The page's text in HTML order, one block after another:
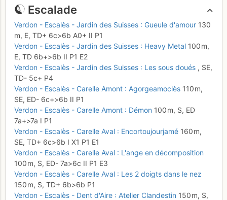
Escalade
Verdon - Escalès - Jardin des Suisses : Gueule d'amour 130
m, E, TD+ 6c>6b A0+ II P1
Verdon - Escalès - Jardin des Suisses : Heavy Metal 100 m,
E, TD 6b+>6b II P1 E2
Verdon - Escalès - Jardin des Suisses : Les sous doués , SE,
TD- 5c+ P4
Verdon - Escalès - Carelle Amont : Agorgeamoclès 110 m,
SE, ED- 6c+>6b II P1
Verdon - Escalès - Carelle Amont : Démon 100 m, S, ED
7a+>7a I P1
Verdon - Escalès - Carelle Aval : Encortoujourjamé 160 m,
SE, TD+ 6c>6b I X1 P1 E1
Verdon - Escalès - Carelle Aval : L'ange en décomposition
100 m, S, ED- 7a>6c II P1 E3
Verdon - Escalès - Carelle Aval : Les 2 doigts dans le nez
150 m, S, TD+ 6b>6b P1
Verdon - Escalès - Dent d'Aire : Atelier Clandestin 150 m, S,